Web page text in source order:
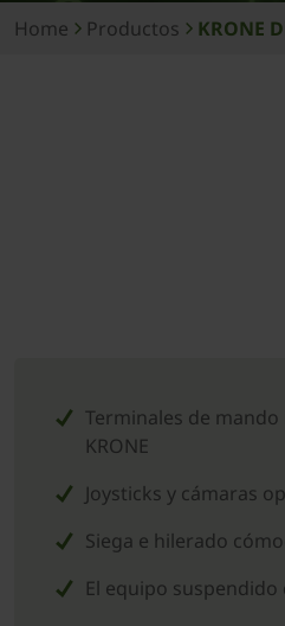
Home Productos KRONE
Terminales de
KRONE
Joysticks y cámaras
Siega e hilerado
El equipo